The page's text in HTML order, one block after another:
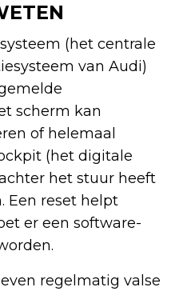
(het centrale
van Audi)
scherm kan
of helemaal
(het digitale
het stuur heeft
Een reset helpt
er een software-
regelmatig valse